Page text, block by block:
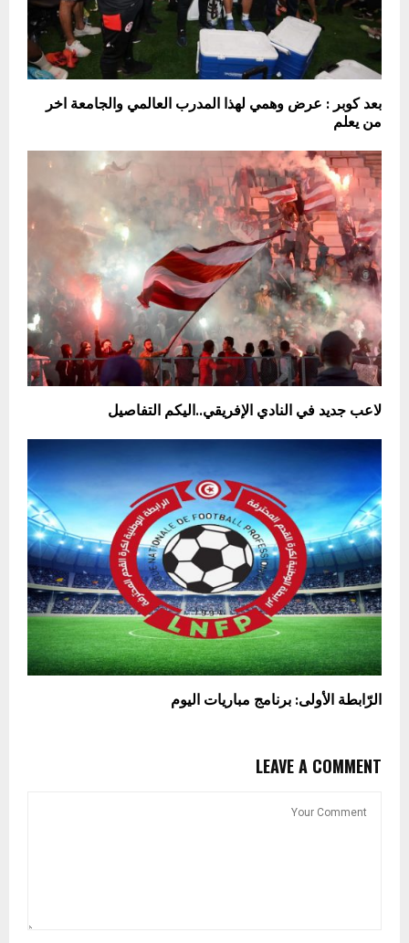
بعد كوبر : عرض وهمي لهذا المدرب العالمي والجامعة اخر
من يعلم
لاعب جديد في النادي الإفريقي..اليكم التفاصيل
الرّابطة الأولى: برنامج مباريات اليوم
LEAVE A COMMENT